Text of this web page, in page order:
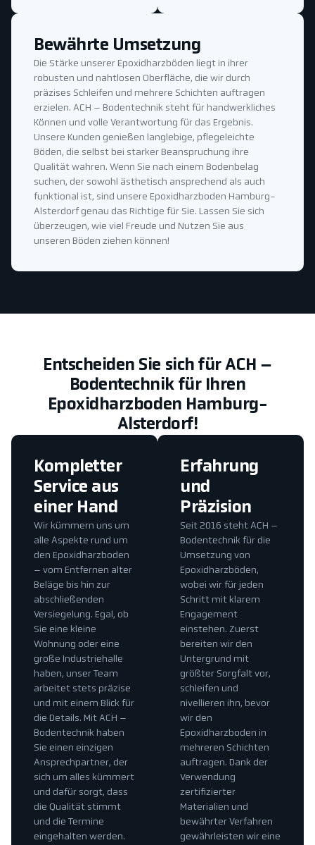
Bewährte Umsetzung
Die Stärke unserer Epoxidharzböden liegt in ihrer
robusten und nahtlosen Oberfläche, die wir durch
präzises Schleifen und mehrere Schichten auftragen
erzielen. ACH – Bodentechnik steht für handwerkliches
Können und volle Verantwortung für das Ergebnis.
Unsere Kunden genießen langlebige, pflegeleichte
Böden, die selbst bei starker Beanspruchung ihre
Qualität wahren. Wenn Sie nach einem Bodenbelag
suchen, der sowohl ästhetisch ansprechend als auch
funktional ist, sind unsere Epoxidharzboden Hamburg-
Alsterdorf genau das Richtige für Sie. Lassen Sie sich
überzeugen, wie viel Freude und Nutzen Sie aus
unseren Böden ziehen können!
Entscheiden Sie sich für ACH –
Bodentechnik für Ihren
Epoxidharzboden Hamburg-
Alsterdorf!
Erfahrung
und
Präzision
Seit 2016 steht ACH –
Bodentechnik für die
Umsetzung von
Epoxidharzböden,
wobei wir für jeden
Schritt mit klarem
Engagement
einstehen. Zuerst
bereiten wir den
Untergrund mit
größter Sorgfalt vor,
schleifen und
nivellieren ihn, bevor
wir den
Epoxidharzboden in
mehreren Schichten
auftragen. Dank der
Verwendung
zertifizierter
Materialien und
bewährter Verfahren
gewährleisten wir eine
Kompletter
Service aus
einer Hand
Wir kümmern uns um
alle Aspekte rund um
den Epoxidharzboden
– vom Entfernen alter
Beläge bis hin zur
abschließenden
Versiegelung. Egal, ob
Sie eine kleine
Wohnung oder eine
große Industriehalle
haben, unser Team
arbeitet stets präzise
und mit einem Blick für
die Details. Mit ACH –
Bodentechnik haben
Sie einen einzigen
Ansprechpartner, der
sich um alles kümmert
und dafür sorgt, dass
die Qualität stimmt
und die Termine
eingehalten werden.